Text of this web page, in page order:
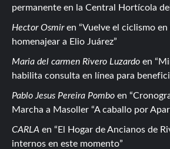
permanente en la Central Hortícola
Hector Osmiren
Vuelve el ciclismo
homenajear a Elio Juárez
Maria del carmen Rivero Luzardo en
habilita consulta en línea para
Pablo Jesus Pereira Pombo en
Marcha a Masoller “A caballo por
CARLA en
El Hogar de Ancianos de
internos en este momento